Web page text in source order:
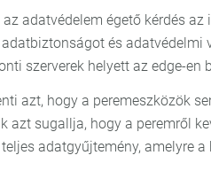
adatvédelem égető kérdés
és adatvédelmi
szerverek helyett az edge-en
azt, hogy a peremeszközök
azt sugallja, hogy a peremről
adatgyűjtemény, amelyre a